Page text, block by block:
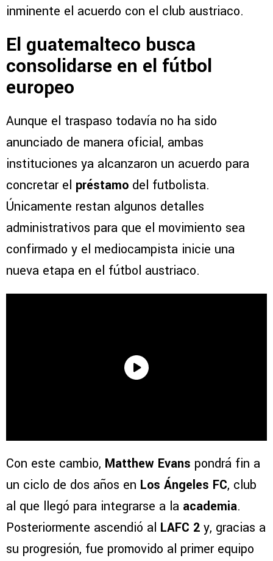
inminente el acuerdo con el club austriaco.
El guatemalteco busca
consolidarse en el fútbol
europeo
Aunque el traspaso todavía no ha sido
anunciado de manera oficial, ambas
instituciones ya alcanzaron un acuerdo para
concretar el préstamo del futbolista.
Únicamente restan algunos detalles
administrativos para que el movimiento sea
confirmado y el mediocampista inicie una
nueva etapa en el fútbol austriaco.
Con este cambio, Matthew Evans pondrá fin a
un ciclo de dos años en Los Ángeles FC, club
al que llegó para integrarse a la academia.
Posteriormente ascendió al LAFC 2 y, gracias a
su progresión, fue promovido al primer equipo